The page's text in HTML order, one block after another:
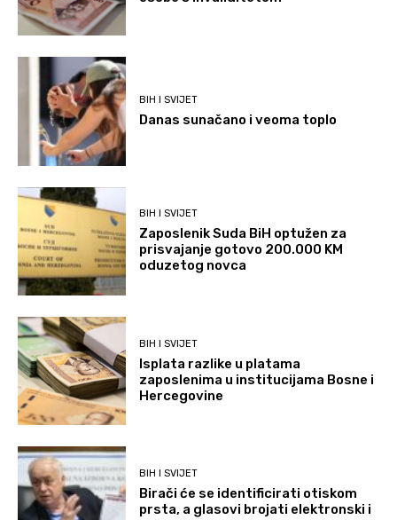
BIH I SVIJET
Danas sunačano i veoma toplo
BIH I SVIJET
Zaposlenik Suda BiH optužen za
prisvajanje gotovo 200.000 KM
oduzetog novca
BIH I SVIJET
Isplata razlike u platama
zaposlenima u institucijama Bosne i
Hercegovine
BIH I SVIJET
Birači će se identificirati otiskom
prsta, a glasovi brojati elektronski i